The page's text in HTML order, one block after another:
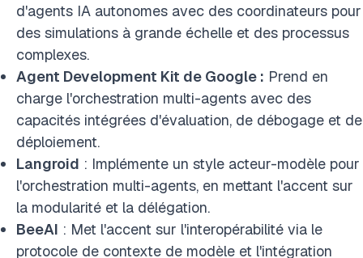
d'agents IA autonomes avec des coordinateurs pour
des simulations à grande échelle et des processus
complexes.
Agent Development Kit de Google : Prend en
charge l'orchestration multi-agents avec des
capacités intégrées d'évaluation, de débogage et de
déploiement.
Langroid : Implémente un style acteur-modèle pour
l'orchestration multi-agents, en mettant l'accent sur
la modularité et la délégation.
BeeAI : Met l'accent sur l'interopérabilité via le
protocole de contexte de modèle et l'intégration